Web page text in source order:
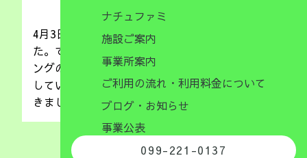
ナチュファミ
施設ご案内
事業所案内
ご利用の流れ・利用料金について
ブログ・お知らせ
事業公表
099-221-0137
4月3日（金）は室内ゲームにチャレンジしまし
た。でこぼこ道を渡り、トンネルをくぐって、ト
ングの練習、輪投げや新聞紙プールで存分に満喫
していた子供たち。時間いっぱい楽しむことがで
きましたよ☆☆☆次回もお楽しみに💓